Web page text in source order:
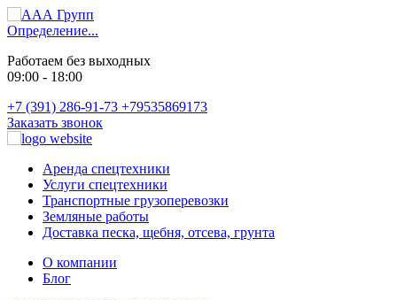
Определение...
Работаем без выходных
09:00 - 18:00
+7 (391) 286-91-73 +79535869173
Заказать звонок
Аренда спецтехники
Услуги спецтехники
Транспортные грузоперевозки
Земляные работы
Доставка песка, щебня, отсева, грунта
О компании
Блог